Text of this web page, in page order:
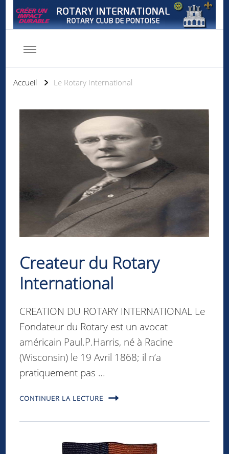
Accueil Le Rotary International
Createur du Rotary
International
CREATION DU ROTARY INTERNATIONAL Le
Fondateur du Rotary est un avocat
américain Paul.P.Harris, né à Racine
(Wisconsin) le 19 Avril 1868; il n’a
pratiquement pas …
CONTINUER LA LECTURE